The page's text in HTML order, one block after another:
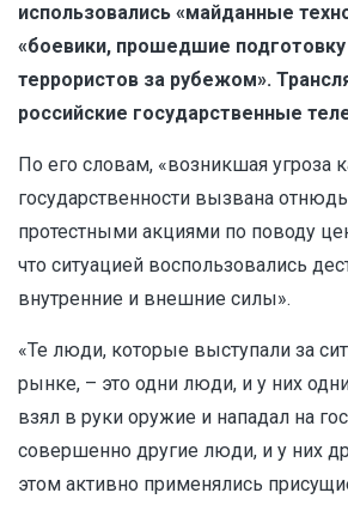
использовались «майданные
«боевики, прошедшие подготовку
террористов за рубежом».
российские государственные
По его словам, «возникшая угроза
государственности вызвана
протестными акциями по поводу
что ситуацией воспользовались
внутренние и внешние силы».
«Те люди, которые выступали за
рынке, – это одни люди, и у них
взял в руки оружие и нападал на
совершенно другие люди, и у них
этом активно применялись